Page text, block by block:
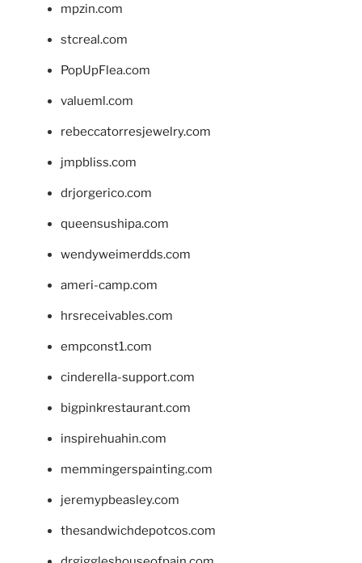
mpzin.com
stcreal.com
PopUpFlea.com
valueml.com
rebeccatorresjewelry.com
jmpbliss.com
drjorgerico.com
queensushipa.com
wendyweimerdds.com
ameri-camp.com
hrsreceivables.com
empconst1.com
cinderella-support.com
bigpinkrestaurant.com
inspirehuahin.com
memmingerspainting.com
jeremypbeasley.com
thesandwichdepotcos.com